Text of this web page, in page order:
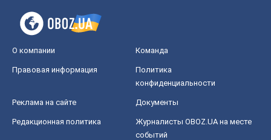
О компании Команда
Правовая информация
Политика
конфиденциальности
Реклама на сайте Документы
Редакционная политика
Журналисты OBOZ.UA на месте
событий